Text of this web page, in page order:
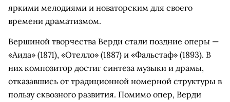
яркими мелодиями и новаторским для своего
времени драматизмом.
Вершиной творчества Верди стали поздние оперы —
«Аида» (1871), «Отелло» (1887) и «Фальстаф» (1893). В
них композитор достиг синтеза музыки и драмы,
отказавшись от традиционной номерной структуры в
пользу сквозного развития. Помимо опер, Верди